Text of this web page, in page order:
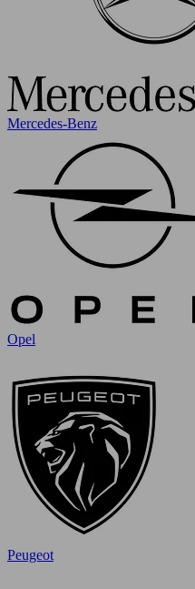
Mercedes-Benz
Opel
Peugeot